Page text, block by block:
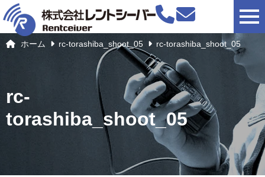
ホーム rc-torashiba_shoot_05 rc-torashiba_shoot_05
rc-
torashiba_shoot_05